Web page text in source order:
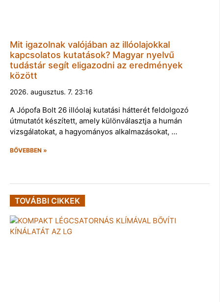
Mit igazolnak valójában az illóolajokkal
kapcsolatos kutatások? Magyar nyelvű
tudástár segít eligazodni az eredmények
között
2026. augusztus. 7. 23:16
A Jópofa Bolt 26 illóolaj kutatási hátterét feldolgozó
útmutatót készített, amely különválasztja a humán
vizsgálatokat, a hagyományos alkalmazásokat, …
BŐVEBBEN »
TOVÁBBI CIKKEK